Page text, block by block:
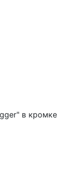
в кромке